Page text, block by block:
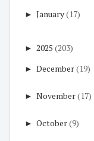
► January(17)
► 2025 (203)
► December(19)
► November(17)
► October(9)